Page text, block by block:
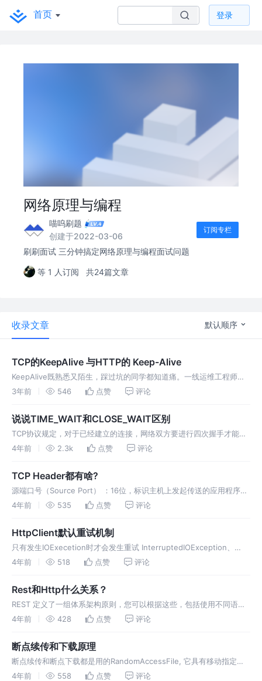
首页 登录
网络原理与编程
喵呜刷题
创建于2022-03-06
订阅专栏
刷刷面试 三分钟搞定网络原理与编程面试问题
等 1 人订阅 共24篇文章
收录文章 默认顺序
TCP的KeepAlive 与HTTP的 Keep-Alive
KeepAlive既熟悉又陌生，踩过坑的同学都知道痛。一线运维工程师踩
坑之后对于KeepAlive的总结，你不应该错过！ 最近工作中遇到一个问
3年前 546 点赞 评论
说说TIME_WAIT和CLOSE_WAIT区别
TCP协议规定，对于已经建立的连接，网络双方要进行四次握手才能成
功断开连接，如果缺少了其中某个步骤，将会使连接处于假死状态，连
4年前 2.3k 点赞 评论
TCP Header都有啥?
源端口号（Source Port） ：16位，标识主机上发起传送的应用程序；
目的端口（Destonation Port） ：16位，标识主机上传送要到达的应
4年前 535 点赞 评论
HttpClient默认重试机制
只有发生IOExecetion时才会发生重试 InterruptedIOException、
UnknownHostException、ConnectException、SSLException
4年前 518 点赞 评论
Rest和Http什么关系？
REST 定义了一组体系架构原则，您可以根据这些，包括使用不同语言
编写的客户端如何通过 HTTP 处理和传输资源状态。 REST只是一种风
4年前 428 点赞 评论
断点续传和下载原理
断点续传和断点下载都是用的RandomAccessFile, 它具有移动指定的
文件大小的位置的功能seek 。 断点续传是由服务器给客户端一个已经
4年前 558 点赞 评论